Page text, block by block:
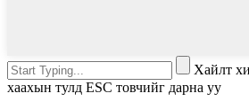
Хайлт
хаахын тулд ESC товчийг дарна уу